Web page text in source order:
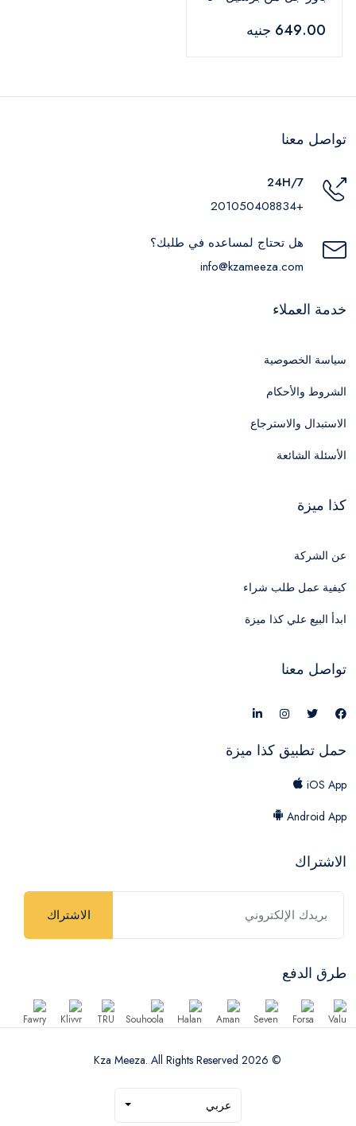
649.00 جنيه
تواصل معنا
24H/7
+201050408834
هل تحتاج لمساعده في طلبك؟
info@kzameeza.com
خدمة العملاء
سياسة الخصوصية
الشروط والأحكام
الاستبدال والاسترجاع
الأسئلة الشائعة
كذا ميزة
عن الشركة
كيفية عمل طلب شراء
ابدأ البيع علي كذا ميزة
تواصل معنا
حمل تطبيق كذا ميزة
iOS App
Android App
الاشتراك
الاشتراك
طرق الدفع
© 2026 Kza Meeza. All Rights Reserved
عربي